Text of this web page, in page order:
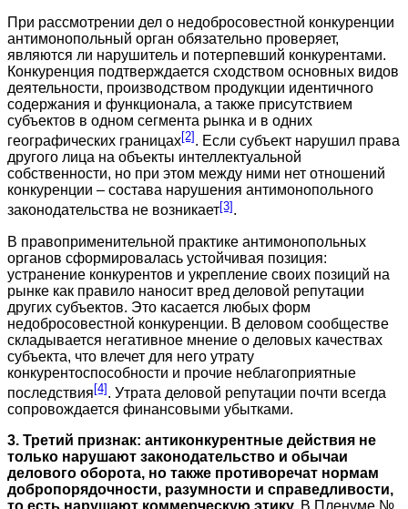
При рассмотрении дел о недобросовестной конкуренции
антимонопольный орган обязательно проверяет,
являются ли нарушитель и потерпевший конкурентами.
Конкуренция подтверждается сходством основных видов
деятельности, производством продукции идентичного
содержания и функционала, а также присутствием
субъектов в одном сегмента рынка и в одних
географических границах[2] . Если субъект нарушил права
другого лица на объекты интеллектуальной
собственности, но при этом между ними нет отношений
конкуренции – состава нарушения антимонопольного
законодательства не возникает[3].
В правоприменительной практике антимонопольных
органов сформировалась устойчивая позиция:
устранение конкурентов и укрепление своих позиций на
рынке как правило наносит вред деловой репутации
других субъектов. Это касается любых форм
недобросовестной конкуренции. В деловом сообществе
складывается негативное мнение о деловых качествах
субъекта, что влечет для него утрату
конкурентоспособности и прочие неблагоприятные
последствия[4]. Утрата деловой репутации почти всегда
сопровождается финансовыми убытками.
3. Третий признак: антиконкурентные действия не
только нарушают законодательство и обычаи
делового оборота, но также противоречат нормам
добропорядочности, разумности и справедливости,
то есть нарушают коммерческую этику. В Пленуме №